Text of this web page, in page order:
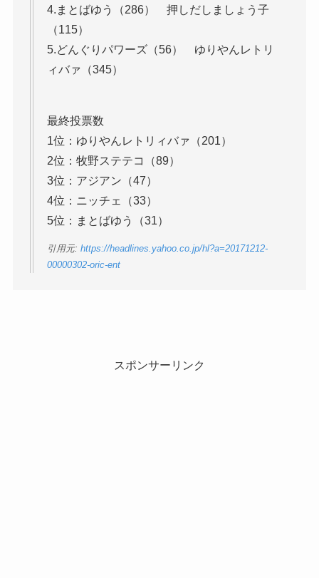
4.まとばゆう（286） 押しだしましょう子
（115）
5.どんぐりパワーズ（56） ゆりやんレトリ
ィバァ（345）
最終投票数
1位：ゆりやんレトリィバァ（201）
2位：牧野ステテコ（89）
3位：アジアン（47）
4位：ニッチェ（33）
5位：まとばゆう（31）
引用元: https://headlines.yahoo.co.jp/hl?a=20171212-
00000302-oric-ent
スポンサーリンク